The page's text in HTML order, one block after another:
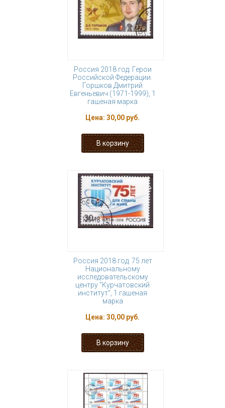
Россия 2018 год. Герои
Российской Федерации.
Горшков Дмитрий
Евгеньевич (1971-1999), 1
гашеная марка
Цена: 30,00 руб.
Россия 2018 год. 75 лет
Национальному
исследовательскому
центру "Курчатовский
институт", 1 гашеная
марка
Цена: 30,00 руб.